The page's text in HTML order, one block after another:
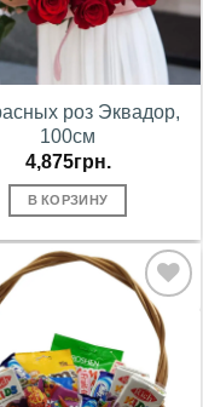
роз Эквадор,
100см
4,875грн.
В КОРЗИНУ
В
избранное